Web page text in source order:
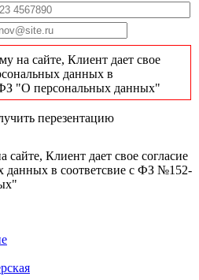
на сайте, Клиент дает свое
данных в
"О персональных данных"
перезентацию
Клиент дает свое согласие
данных в соответсвие с ФЗ №152-